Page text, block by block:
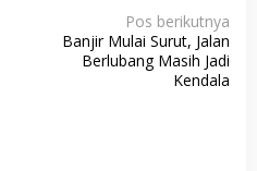
Pos berikutnya
Banjir Mulai Surut, Jalan
Berlubang Masih Jadi
Kendala